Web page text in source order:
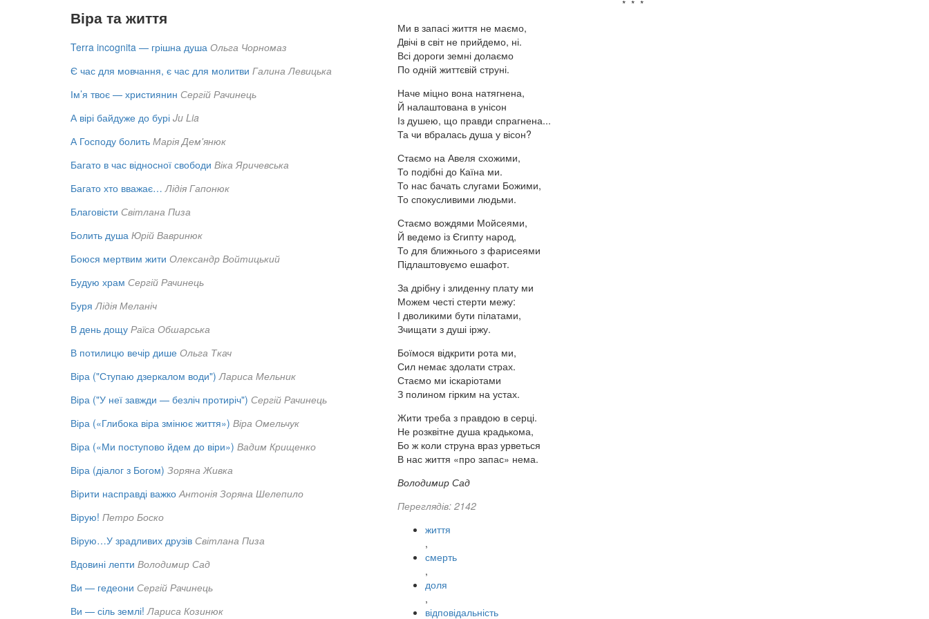
* * *
Ми в запасі життя не маємо,
Двічі в світ не прийдемо, ні.
Всі дороги земні долаємо
По одній життєвій струні.
Наче міцно вона натягнена,
Й налаштована в унісон
Із душею, що правди спрагнена...
Та чи вбралась душа у вісон?
Стаємо на Авеля схожими,
То подібні до Каїна ми.
То нас бачать слугами Божими,
То спокусливими людьми.
Стаємо вождями Мойсеями,
Й ведемо із Єгипту народ,
То для ближнього з фарисеями
Підлаштовуємо ешафот.
За дрібну і злиденну плату ми
Можем честі стерти межу:
І дволикими бути пілатами,
Зчищати з душі іржу.
Боїмося відкрити рота ми,
Сил немає здолати страх.
Стаємо ми іскаріотами
З полином гірким на устах.
Жити треба з правдою в серці.
Не розквітне душа крадькома,
Бо ж коли струна враз урветься
В нас життя «про запас» нема.
Володимир Сад
Переглядів: 2142
життя
,
смерть
,
доля
,
відповідальність
Віра та життя
Terra incognita — грішна душа Ольга Чорномаз
Є час для мовчання, є час для молитви Галина Левицька
Ім’я твоє — християнин Сергій Рачинець
А вірі байдуже до бурі Ju Lia
А Господу болить Марія Дем'янюк
Багато в час відносної свободи Віка Яричевська
Багато хто вважає… Лідія Гапонюк
Благовісти Світлана Пиза
Болить душа Юрій Вавринюк
Боюся мертвим жити Олександр Войтицький
Будую храм Сергій Рачинець
Буря Лідія Меланіч
В день дощу Раїса Обшарська
В потилицю вечір дише Ольга Ткач
Віра ("Ступаю дзеркалом води") Лариса Мельник
Віра ("У неї завжди — безліч протиріч") Сергій Рачинець
Віра («Глибока віра змінює життя») Віра Омельчук
Віра («Ми поступово йдем до віри») Вадим Крищенко
Віра (діалог з Богом) Зоряна Живка
Вірити насправді важко Антонія Зоряна Шелепило
Вірую! Петро Боско
Вірую…У зрадливих друзів Світлана Пиза
Вдовині лепти Володимир Сад
Ви — гедеони Сергій Рачинець
Ви — сіль землі! Лариса Козинюк